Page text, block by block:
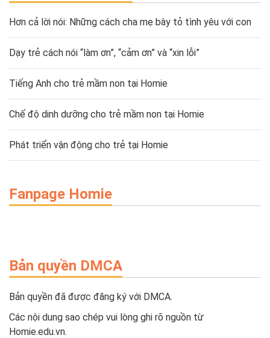
Hơn cả lời nói: Những cách cha mẹ bày tỏ tình yêu với con
Dạy trẻ cách nói “làm ơn”, “cảm ơn” và “xin lỗi”
Tiếng Anh cho trẻ mầm non tại Homie
Chế độ dinh dưỡng cho trẻ mầm non tại Homie
Phát triển vận động cho trẻ tại Homie
Fanpage Homie
Bản quyền DMCA
Bản quyền đã được đăng ký với DMCA.
Các nội dung sao chép vui lòng ghi rõ nguồn từ
Homie.edu.vn.